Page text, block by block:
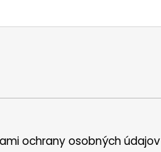
ochrany osobných údajov